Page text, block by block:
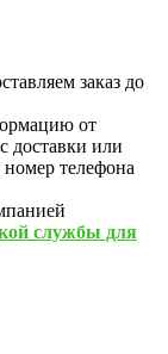
заказ до
от
доставки или
телефона
службы для